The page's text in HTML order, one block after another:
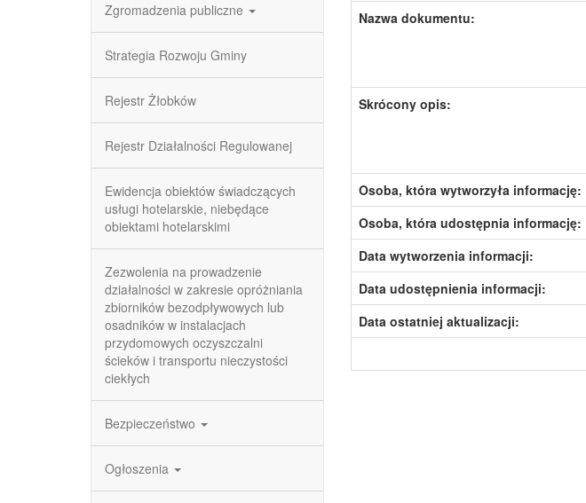
Zgromadzenia publiczne
Strategia Rozwoju Gminy
Rejestr Żłobków
Rejestr Działalności Regulowanej
Ewidencja obiektów świadczących
usługi hotelarskie, niebędące
obiektami hotelarskimi
Zezwolenia na prowadzenie
działalności w zakresie opróżniania
zbiorników bezodpływowych lub
osadników w instalacjach
przydomowych oczyszczalni
ścieków i transportu nieczystości
ciekłych
Bezpieczeństwo
Ogłoszenia
Nazwa dokumentu:
Skrócony opis:
Osoba, która wytworzyła informację:
Osoba, która udostępnia informację:
Data wytworzenia informacji:
Data udostępnienia informacji:
Data ostatniej aktualizacji: